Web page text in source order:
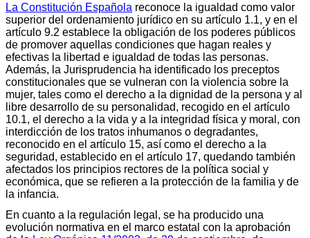
La Constitución Española reconoce la igualdad como valor
superior del ordenamiento jurídico en su artículo 1.1, y en el
artículo 9.2 establece la obligación de los poderes públicos
de promover aquellas condiciones que hagan reales y
efectivas la libertad e igualdad de todas las personas.
Además, la Jurisprudencia ha identificado los preceptos
constitucionales que se vulneran con la violencia sobre la
mujer, tales como el derecho a la dignidad de la persona y al
libre desarrollo de su personalidad, recogido en el artículo
10.1, el derecho a la vida y a la integridad física y moral, con
interdicción de los tratos inhumanos o degradantes,
reconocido en el artículo 15, así como el derecho a la
seguridad, establecido en el artículo 17, quedando también
afectados los principios rectores de la política social y
económica, que se refieren a la protección de la familia y de
la infancia.
En cuanto a la regulación legal, se ha producido una
evolución normativa en el marco estatal con la aprobación